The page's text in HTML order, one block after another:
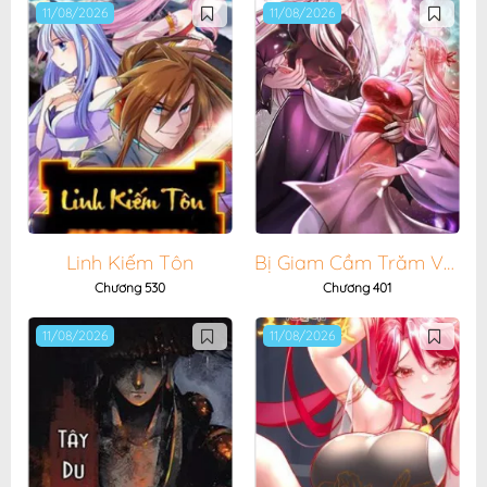
Chương 281 10/04/2026
Chương 279 10/04/2026
Chương 278 10/04/2026
Chương 277 10/04/2026
Chương 276 10/04/2026
Chương 275 10/04/2026
Chương 274 10/04/2026
Chương 272 10/04/2026
Chương 271 10/04/2026
Chương 270 10/04/2026
Chương 269 10/04/2026
11/08/2026
Linh Kiếm Tôn
Chương 530
11/08/2026
Bị Giam Cầm Trăm Vạn Năm Đệ Tử Ta Trải Khắp Chư Thiên Thần Giới
Chương 401
11/08/2026 11/08/2026